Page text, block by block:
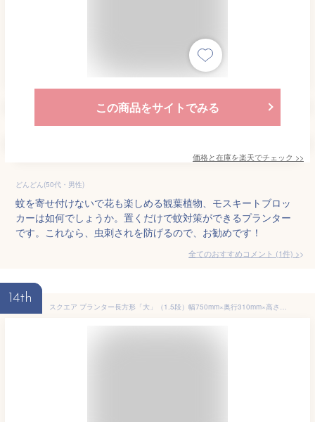
この商品をサイトでみる
価格と在庫を楽天でチェック >>
どんどん(50代・男性)
蚊を寄せ付けないで花も楽しめる観葉植物、モスキートブロッ
カーは如何でしょうか。置くだけで蚊対策ができるプランター
です。これなら、虫刺されを防げるので、お勧めです！
全てのおすすめコメント (1件) >
14th
スクエア プランター長方形「大」（1.5段）幅750mm×奥行310mm×高さ295mmプランター単体/プランター＋専用脚セット木製プランター 大型 屋外 家庭菜園 園芸用品 菜園プランター ベランダ菜園 野菜 75cm 31cm 29.5cm